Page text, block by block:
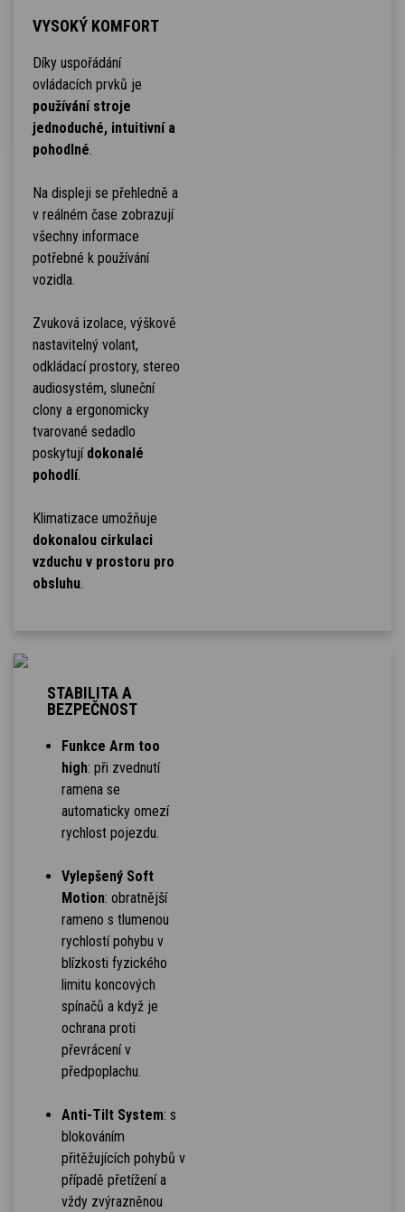
VYSOKÝ KOMFORT
Díky uspořádání
ovládacích prvků je
používání stroje
jednoduché, intuitivní a
pohodlné.
Na displeji se přehledně a
v reálném čase zobrazují
všechny informace
potřebné k používání
vozidla.
Zvuková izolace, výškově
nastavitelný volant,
odkládací prostory, stereo
audiosystém, sluneční
clony a ergonomicky
tvarované sedadlo
poskytují dokonalé
pohodlí.
Klimatizace umožňuje
dokonalou cirkulaci
vzduchu v prostoru pro
obsluhu.
STABILITA A
BEZPEČNOST
Funkce Arm too
high: při zvednutí
ramena se
automaticky omezí
rychlost pojezdu.
Vylepšený Soft
Motion: obratnější
rameno s tlumenou
rychlostí pohybu v
blízkosti fyzického
limitu koncových
spínačů a když je
ochrana proti
převrácení v
předpoplachu.
Anti-Tilt System: s
blokováním
přitěžujících pohybů v
případě přetížení a
vždy zvýrazněnou